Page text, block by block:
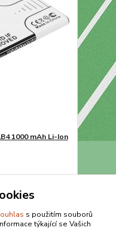
1000 mAh Li-Ion
1
s použitím souborů
týkající se Vašich